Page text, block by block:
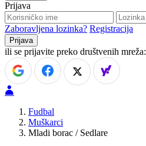
Prijava
Zaboravljena lozinka? Registracija
ili se prijavite preko društvenih mreža:
Fudbal
Muškarci
Mladi borac / Sedlare